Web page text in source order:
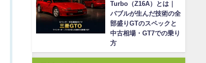
Turbo（Z16A）とは｜
バブルが生んだ技術の全
部盛りGTのスペックと
中古相場・GT7での乗り
方